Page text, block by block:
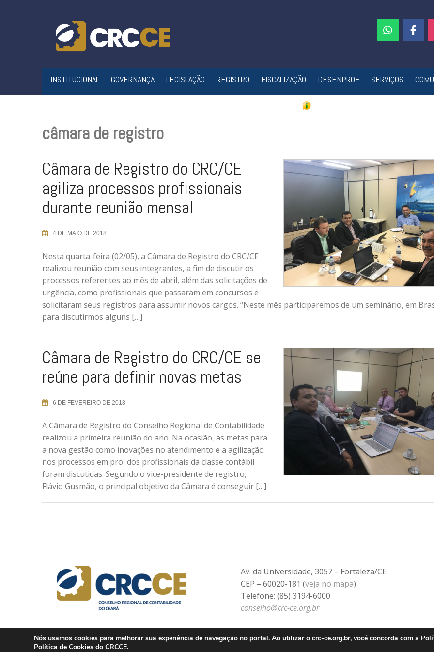
INSTITUCIONAL GOVERNANÇA LEGISLAÇÃO REGISTRO FISCALIZAÇÃO DESENPROF SERVIÇOS
câmara de registro
Câmara de Registro do CRC/CE
agiliza processos profissionais
durante reunião mensal
4 DE MAIO DE 2018
Nesta quarta-feira (02/05), a Câmara de Registro do CRC/CE
realizou reunião com seus integrantes, a fim de discutir os
processos referentes ao mês de abril, além das solicitações de
urgência, como profissionais que passaram em concursos e
solicitaram seus registros para assumir novos cargos. “Neste mês participaremos de um seminário, em
para discutirmos alguns […]
Câmara de Registro do CRC/CE se
reúne para definir novas metas
6 DE FEVEREIRO DE 2018
A Câmara de Registro do Conselho Regional de Contabilidade
realizou a primeira reunião do ano. Na ocasião, as metas para
a nova gestão como inovações no atendimento e a agilização
nos processos em prol dos profissionais da classe contábil
foram discutidas. Segundo o vice-presidente de registro,
Flávio Gusmão, o principal objetivo da Câmara é conseguir […]
Av. da Universidade, 3057 – Fortaleza/CE
CEP – 60020-181 (veja no mapa)
Telefone: (85) 3194-6000
conselho@crc-ce.org.br
Nós usamos cookies para melhorar sua experiência de navegação no portal. Ao utilizar o crc-ce.org.br, você concorda com a
Política de Cookies do CRCCE.